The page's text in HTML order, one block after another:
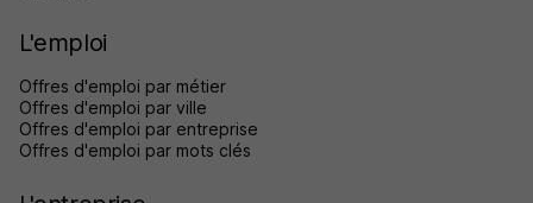
L'emploi
Offres d'emploi par métier
Offres d'emploi par ville
Offres d'emploi par entreprise
Offres d'emploi par mots clés